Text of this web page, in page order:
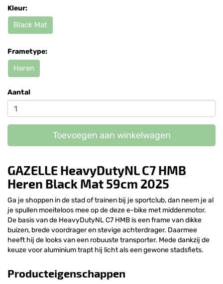
Kleur:
Black Mat
Frametype:
Heren
Aantal
Toevoegen aan winkelwagen
GAZELLE HeavyDutyNL C7 HMB
Heren Black Mat 59cm 2025
Ga je shoppen in de stad of trainen bij je sportclub, dan neem je al
je spullen moeiteloos mee op de deze e-bike met middenmotor.
De basis van de HeavyDutyNL C7 HMB is een frame van dikke
buizen, brede voordrager en stevige achterdrager. Daarmee
heeft hij de looks van een robuuste transporter. Mede dankzij de
keuze voor aluminium trapt hij licht als een gewone stadsfiets.
Producteigenschappen